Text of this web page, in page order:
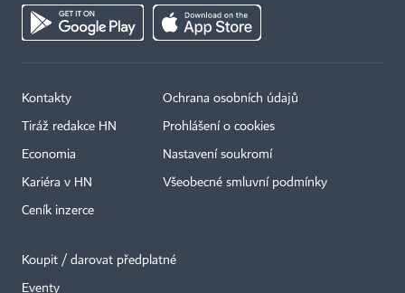
Kontakty
Tiráž redakce HN
Economia
Kariéra v HN
Ceník inzerce
Ochrana osobních údajů
Prohlášení o cookies
Nastavení soukromí
Všeobecné smluvní podmínky
Koupit / darovat předplatné
Eventy